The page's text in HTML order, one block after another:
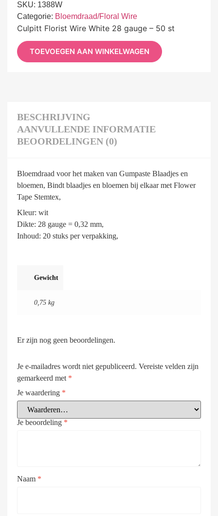
SKU: 1388W
Categorie: Bloemdraad/Floral Wire
Culpitt Florist Wire White 28 gauge – 50 st
TOEVOEGEN AAN WINKELWAGEN
BESCHRIJVING
AANVULLENDE INFORMATIE
BEOORDELINGEN (0)
Bloemdraad voor het maken van Gumpaste Blaadjes en
bloemen, Bindt blaadjes en bloemen bij elkaar met Flower
Tape Stemtex,
Kleur: wit
Dikte: 28 gauge = 0,32 mm,
Inhoud: 20 stuks per verpakking,
Gewicht
0,75 kg
Er zijn nog geen beoordelingen.
Je e-mailadres wordt niet gepubliceerd. Vereiste velden zijn
gemarkeerd met *
Je waardering *
Je beoordeling *
Naam *